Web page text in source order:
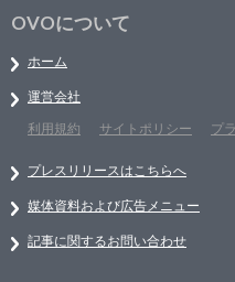
OVOについて
ホーム
運営会社
利用規約
サイトポリシー プ
プレスリリースはこちらへ
媒体資料および広告メニュー
記事に関するお問い合わせ